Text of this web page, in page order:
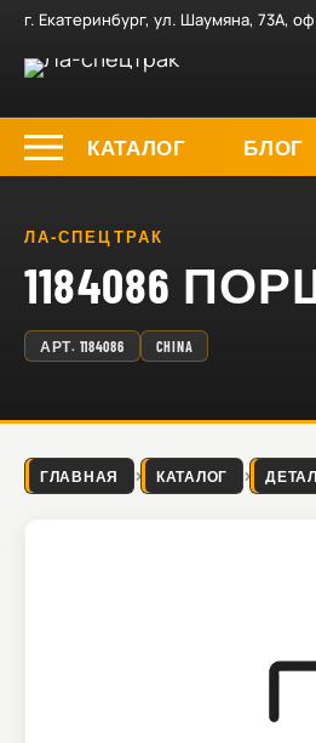
г. Екатеринбург, ул. Шаумяна, 73А,
КАТАЛОГ БЛОГ
ЛА-СПЕЦТРАК
1184086
АРТ. 1184086 CHINA
ГЛАВНАЯ КАТАЛОГ